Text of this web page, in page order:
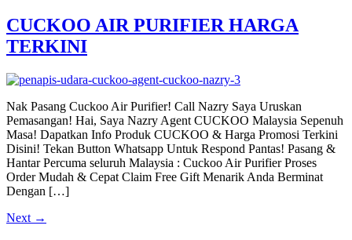
CUCKOO AIR PURIFIER HARGA
TERKINI
Nak Pasang Cuckoo Air Purifier! Call Nazry Saya Uruskan
Pemasangan! Hai, Saya Nazry Agent CUCKOO Malaysia Sepenuh
Masa! Dapatkan Info Produk CUCKOO & Harga Promosi Terkini
Disini! Tekan Button Whatsapp Untuk Respond Pantas! Pasang &
Hantar Percuma seluruh Malaysia : Cuckoo Air Purifier Proses
Order Mudah & Cepat Claim Free Gift Menarik Anda Berminat
Dengan […]
Next →